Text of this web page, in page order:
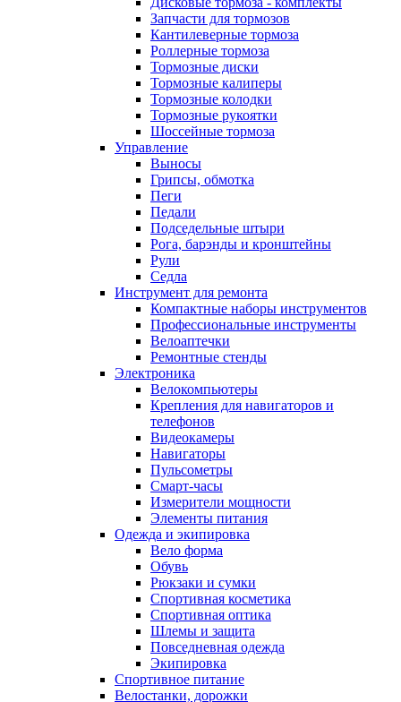
Запчасти для тормозов
Кантилеверные тормоза
Роллерные тормоза
Тормозные диски
Тормозные калиперы
Тормозные колодки
Тормозные рукоятки
Шоссейные тормоза
Управление
Выносы
Грипсы, обмотка
Пеги
Педали
Подседельные штыри
Рога, барэнды и кронштейны
Рули
Седла
Инструмент для ремонта
Компактные наборы инструментов
Профессиональные инструменты
Велоаптечки
Ремонтные стенды
Электроника
Велокомпьютеры
Крепления для навигаторов и
телефонов
Видеокамеры
Навигаторы
Пульсометры
Смарт-часы
Измерители мощности
Элементы питания
Одежда и экипировка
Вело форма
Обувь
Рюкзаки и сумки
Спортивная косметика
Спортивная оптика
Шлемы и защита
Повседневная одежда
Экипировка
Спортивное питание
Велостанки, дорожки